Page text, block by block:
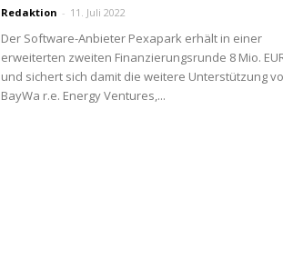
Redaktion - 11. Juli 2022
Der Software-Anbieter Pexapark erhält in einer
erweiterten zweiten Finanzierungsrunde 8 Mio.
und sichert sich damit die weitere Unterstützung
BayWa r.e. Energy Ventures,...